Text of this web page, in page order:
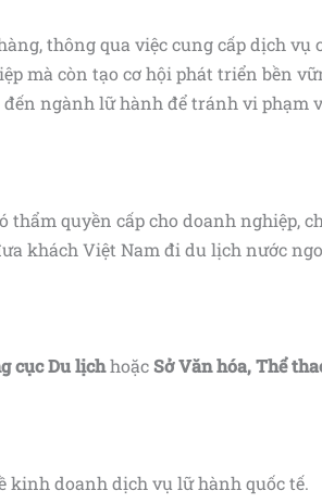
thông qua việc cung cấp dịch
mà còn tạo cơ hội phát triển bền
ngành lữ hành để tránh vi phạm
quyền cấp cho doanh nghiệp,
khách Việt Nam đi du lịch nước
cục Du lịchhoặcSở Văn hóa, Thể
kinh doanh dịch vụ lữ hành quốc tế.